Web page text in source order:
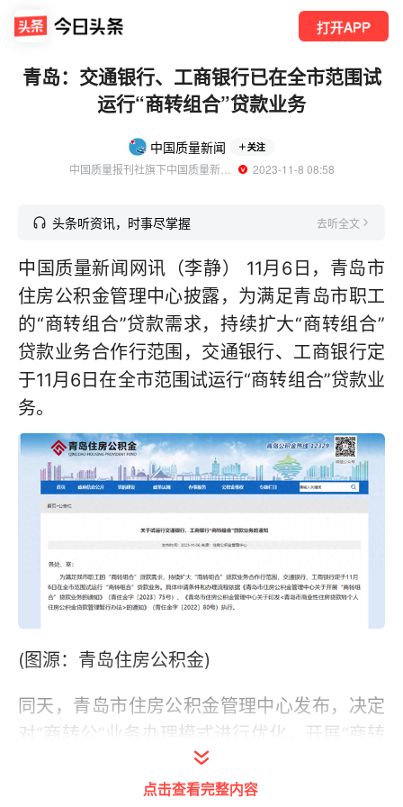
打开APP
青岛：交通银行、工商银行已在全市范围试
运行“商转组合”贷款业务
中国质量新闻 关注
中国质量报刊社旗下中国质量新闻网官方账号
  2023-11-8 08:58
头条听资讯，时事尽掌握 去听全文
中国质量新闻网讯（李静） 11月6日，青岛市
住房公积金管理中心披露，为满足青岛市职工
的“商转组合”贷款需求，持续扩大“商转组合”
贷款业务合作行范围，交通银行、工商银行定
于11月6日在全市范围试运行“商转组合”贷款业
务。
(图源：青岛住房公积金)
同天，青岛市住房公积金管理中心发布，决定
对“商转公”业务办理模式进行优化，开展“商转
组合”贷款业务。申请办理“商转公”业务的职工
家庭，可选择将原商业贷款的一部分转为公积
点击查看完整内容